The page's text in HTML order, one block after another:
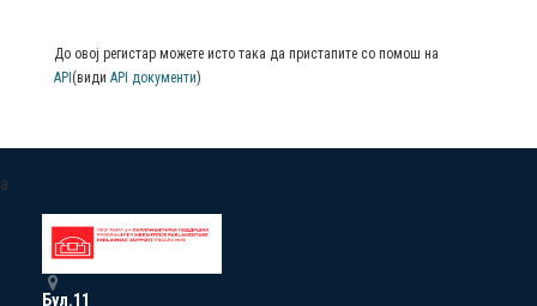
До овој регистар можете исто така да пристапите со помош на
API (види API документи)
a
Бул.11